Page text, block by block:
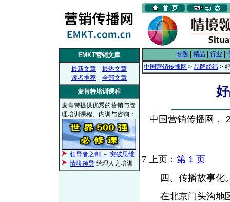
EMKT营销文库
最新文章
最热文章
读者推荐
全部文章
麦肯特培训课程
麦肯特提供优秀的营销与管
理培训课程、内训与咨询：
领导者之剑 － 突破思维
情境领导 经理人之培训
专题 精品 行业
中国营销传播网 > 品牌经纬 >
中国营销传播网，
7 上页： 第 1 页
四、传播故事化
在北京门头沟地区